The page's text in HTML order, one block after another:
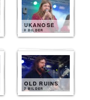
UKANOSE
8 BILDER
OLD RUINS
7 BILDER